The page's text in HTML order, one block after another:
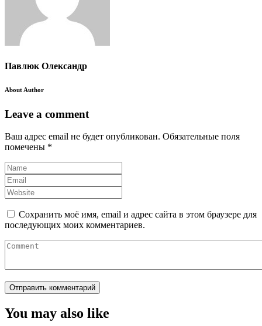
Павлюк Олександр
About Author
Leave a comment
Ваш адрес email не будет опубликован. Обязательные поля
помечены *
Сохранить моё имя, email и адрес сайта в этом браузере для
последующих моих комментариев.
You may also like